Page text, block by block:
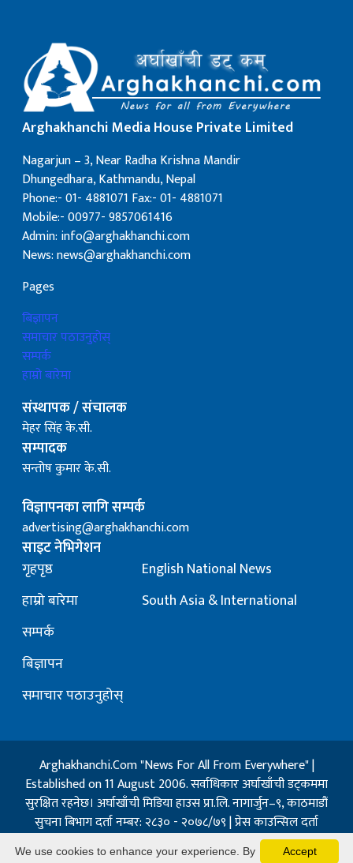
Arghakhanchi Media House Private Limited
Nagarjun – 3, Near Radha Krishna Mandir
Dhungedhara, Kathmandu, Nepal
Phone:- 01- 4881071 Fax:- 01- 4881071
Mobile:- 00977- 9857061416
Admin: info@arghakhanchi.com
News: news@arghakhanchi.com
Pages
बिज्ञापन
समाचार पठाउनुहोस्
सम्पर्क
हाम्रो बारेमा
संस्थापक / संचालक
मेहर सिंह के.सी.
सम्पादक
सन्तोष कुमार के.सी.
विज्ञापनका लागि सम्पर्क
advertising@arghakhanchi.com
साइट नेभिगेशन
गृहपृष्ठ
हाम्रो बारेमा
सम्पर्क
बिज्ञापन
समाचार पठाउनुहोस्
English National News
South Asia & International
Arghakhanchi.Com "News For All From Everywhere" |
Established on 11 August 2006. सर्वाधिकार अर्घाखाँची डट्कममा
सुरक्षित रहनेछ। अर्घाखाँची मिडिया हाउस प्रा.लि. नागार्जुन–९, काठमाडौं
सुचना बिभाग दर्ता नम्बर: २८३० - २०७८/७९ | प्रेस काउन्सिल दर्ता
नम्बर: १३२ / २०७३-०४-२१ | जिप्रका सि- नम्बर: ७, दर्ता नम्बर
Accept
We use cookies to enhance your experience. By